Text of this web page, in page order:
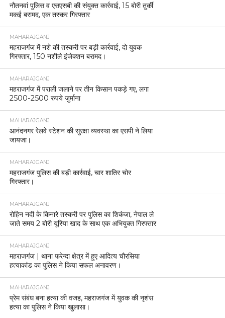
नौतनवां पुलिस व एसएसबी की संयुक्त कार्रवाई, 15 बोरी तुर्की
मकई बरामद, एक तस्कर गिरफ्तार
MAHARAJGANJ
महराजगंज में नशे की तस्करी पर बड़ी कार्रवाई, दो युवक
गिरफ्तार, 150 नशीले इंजेक्शन बरामद।
MAHARAJGANJ
महराजगंज में पराली जलाने पर तीन किसान पकड़े गए, लगा
2500-2500 रुपये जुर्माना
MAHARAJGANJ
आनंदनगर रेलवे स्टेशन की सुरक्षा व्यवस्था का एसपी ने लिया
जायजा।
MAHARAJGANJ
महराजगंज पुलिस की बड़ी कार्रवाई, चार शातिर चोर
गिरफ्तार।
MAHARAJGANJ
रोहिन नदी के किनारे तस्करी पर पुलिस का शिकंजा, नेपाल ले
जाते समय 2 बोरी यूरिया खाद के साथ एक अभियुक्त गिरफ्तार
MAHARAJGANJ
महराजगंज | थाना फरेन्दा क्षेत्र में हुए आदित्य चौरसिया
हत्याकांड का पुलिस ने किया सफल अनावरण।
MAHARAJGANJ
प्रेम संबंध बना हत्या की वजह, महराजगंज में युवक की नृशंस
हत्या का पुलिस ने किया खुलासा।